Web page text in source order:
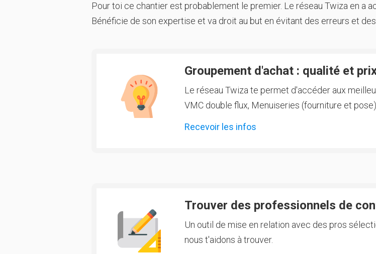
Pour toi ce chantier est probablement le premier. Le réseau Twiza en a
Bénéficie de son expertise et va droit au but en évitant des erreurs et
Groupement d'achat : qualité et
Le réseau Twiza te permet d'accéder aux
VMC double flux, Menuiseries (fourniture et
Recevoir les infos
Trouver des professionnels de
Un outil de mise en relation avec des pros
nous t'aidons à trouver.